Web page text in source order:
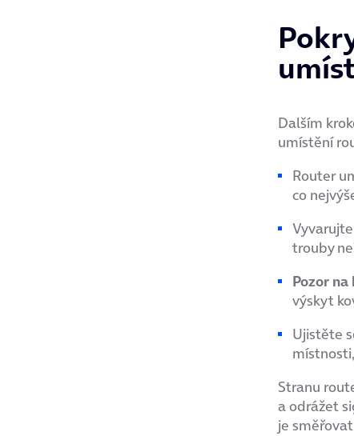
Dalším
umístění
Router
co
trouby
Pozor
výskyt
Ujistěte
Stranu
a odrážet
je